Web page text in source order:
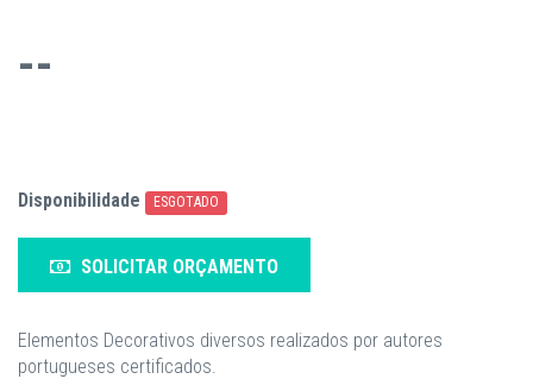
--
Disponibilidade ESGOTADO
SOLICITAR ORÇAMENTO
Elementos Decorativos diversos realizados por autores
portugueses certificados.